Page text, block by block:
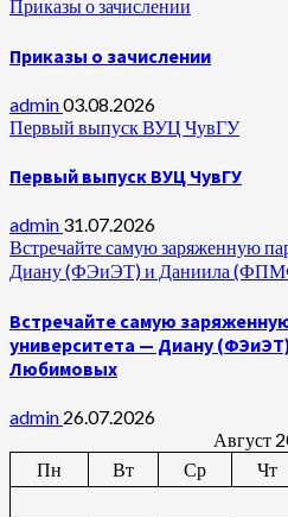
Приказы о зачислении
Приказы о зачислении
admin03.08.2026
Первый выпуск ВУЦ ЧувГУ
Первый выпуск ВУЦ ЧувГУ
admin 31.07.2026
Встречайте самую заряженную
Диану (ФЭиЭТ) и Даниила
Встречайте самую
университета — Диану
Любимовых
admin 26.07.2026
Август
Пн
Вт Ср Чт